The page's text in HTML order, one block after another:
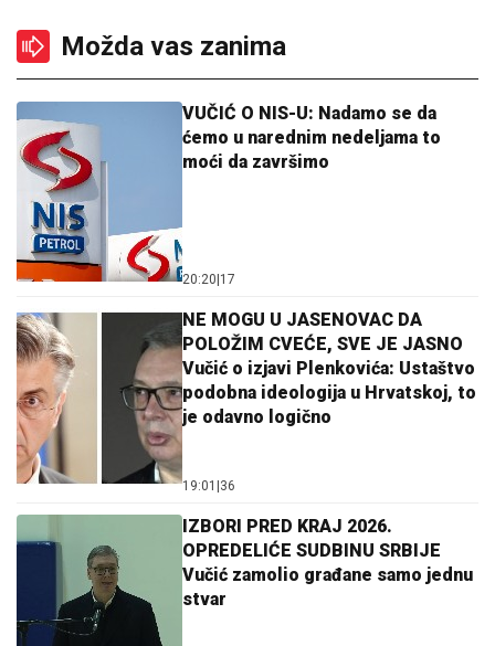
Možda vas zanima
VUČIĆ O NIS-U: Nadamo se da
ćemo u narednim nedeljama to
moći da završimo
20:20 17
NE MOGU U JASENOVAC DA
POLOŽIM CVEĆE, SVE JE JASNO
Vučić o izjavi Plenkovića: Ustaštvo
podobna ideologija u Hrvatskoj, to
je odavno logično
19:01 36
IZBORI PRED KRAJ 2026.
OPREDELIĆE SUDBINU SRBIJE
Vučić zamolio građane samo jednu
stvar